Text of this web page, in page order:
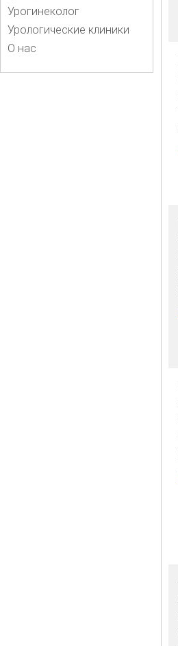
Урогинеколог
Урологические клиники
О нас